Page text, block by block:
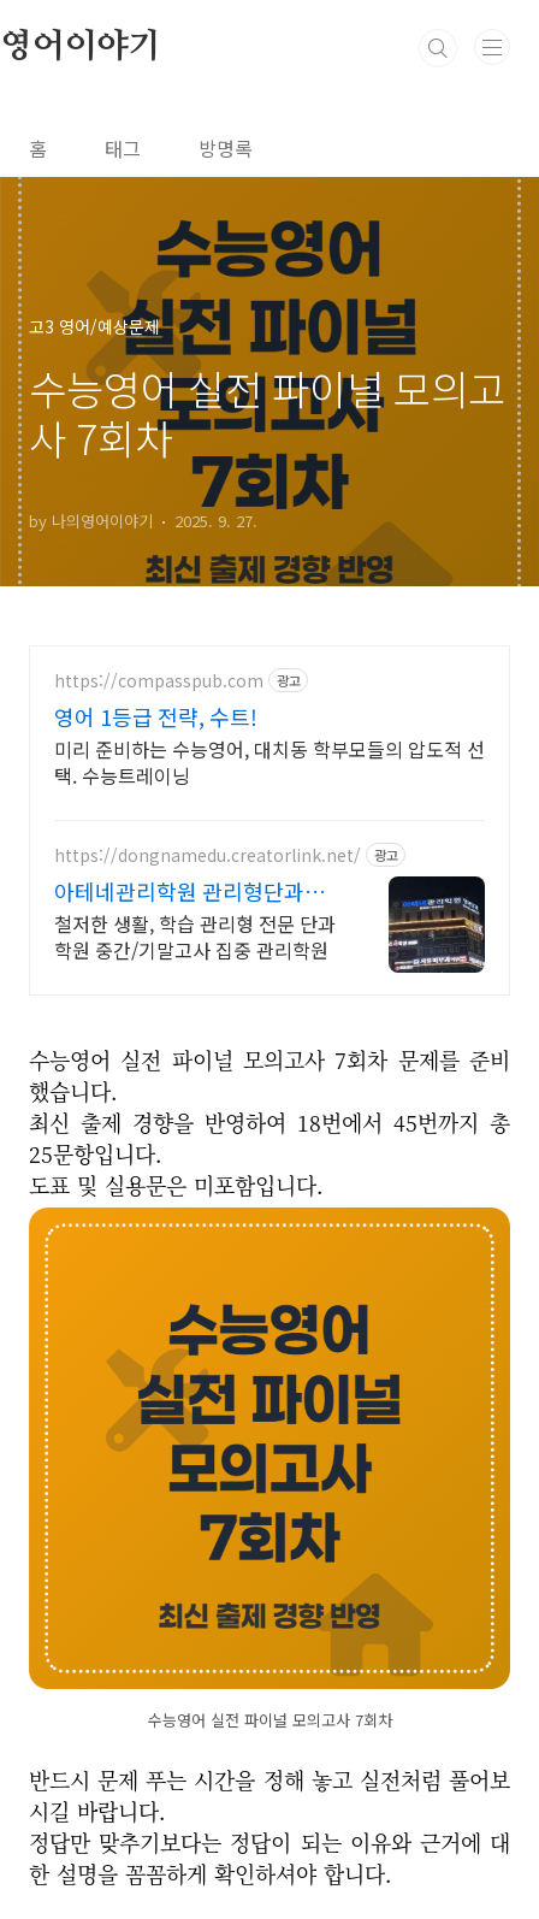
영어이야기
홈 태그 방명록
고3 영어/예상문제
수능영어 실전 파이널 모의고
사 7회차
by 나의영어이야기 2025. 9. 27.
https://compasspub.com 광고
영어 1등급 전략, 수트!
미리 준비하는 수능영어, 대치동 학부모들의 압도적 선
택. 수능트레이닝
https://dongnamedu.creatorlink.net/ 광고
아테네관리학원 관리형단과학
원 학습 관리형 전문 단과 학원
철저한 생활, 학습 관리형 전문 단과
학원 중간/기말고사 집중 관리학원
수능영어 실전 파이널 모의고사 7회차 문제를 준비
했습니다.
최신 출제 경향을 반영하여 18번에서 45번까지 총
25문항입니다.
도표 및 실용문은 미포함입니다.
수능영어 실전 파이널 모의고사 7회차
반드시 문제 푸는 시간을 정해 놓고 실전처럼 풀어보
시길 바랍니다.
정답만 맞추기보다는 정답이 되는 이유와 근거에 대
한 설명을 꼼꼼하게 확인하셔야 합니다.